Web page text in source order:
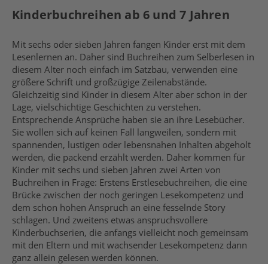
Kinderbuchreihen ab 6 und 7 Jahren
Mit sechs oder sieben Jahren fangen Kinder erst mit dem
Lesenlernen an. Daher sind Buchreihen zum Selberlesen in
diesem Alter noch einfach im Satzbau, verwenden eine
größere Schrift und großzügige Zeilenabstände.
Gleichzeitig sind Kinder in diesem Alter aber schon in der
Lage, vielschichtige Geschichten zu verstehen.
Entsprechende Ansprüche haben sie an ihre Lesebücher.
Sie wollen sich auf keinen Fall langweilen, sondern mit
spannenden, lustigen oder lebensnahen Inhalten abgeholt
werden, die packend erzählt werden. Daher kommen für
Kinder mit sechs und sieben Jahren zwei Arten von
Buchreihen in Frage: Erstens Erstlesebuchreihen, die eine
Brücke zwischen der noch geringen Lesekompetenz und
dem schon hohen Anspruch an eine fesselnde Story
schlagen. Und zweitens etwas anspruchsvollere
Kinderbuchserien, die anfangs vielleicht noch gemeinsam
mit den Eltern und mit wachsender Lesekompetenz dann
ganz allein gelesen werden können.